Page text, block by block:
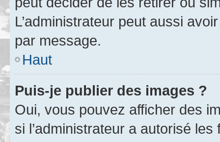
L’administrateur peut aussi
par message.
Haut
Puis-je publier des images ?
Oui, vous pouvez afficher des
si l’administrateur a autorisé